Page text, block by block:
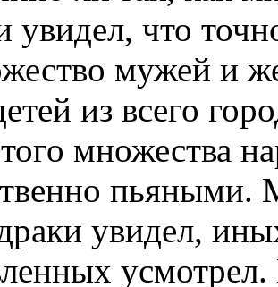
увидел, что
мужей и
из всего
множества
увидел,